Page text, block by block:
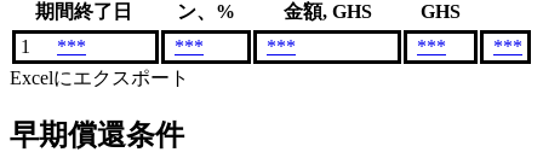
期間終了日
ン、%
金額, GHS
GHS
1
*** *** *** ***
***
Excelにエクスポート
早期償還条件